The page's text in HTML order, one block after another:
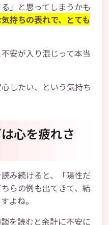
」と思ってしまうかも
持ちの表れで、とても
安が入り混じって本当
したい、という気持ち
心を疲れさ
み続けると、「陽性だ
らの例も出てきて、結
よね。
を読むと余計に不安に